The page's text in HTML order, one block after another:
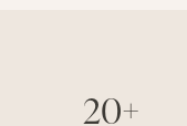
20+